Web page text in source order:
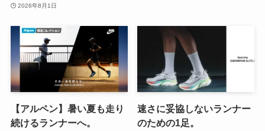
2026年8月1日
【アルペン】暑い夏も走り
続けるランナーへ。
速さに妥協しないランナー
のための1足。